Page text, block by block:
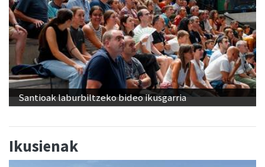
Santioak laburbiltzeko bideo ikusgarria
Ikusienak